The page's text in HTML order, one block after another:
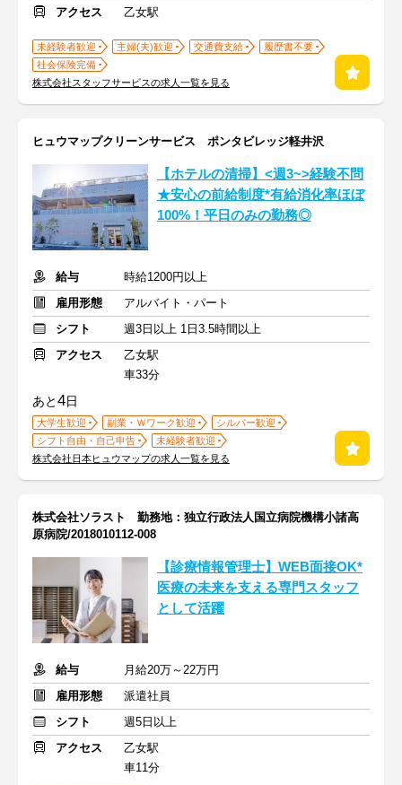
アクセス
乙女駅
未経験者歓迎 主婦(夫)歓迎 交通費支給
履歴書不要
社会保険完備
株式会社スタッフサービスの求人一覧を見る
ヒュウマップクリーンサービス ポンタビレッジ軽井沢
【ホテルの清掃】<週3~>経験不問
★安心の前給制度*有給消化率ほぼ
100%！平日のみの勤務◎
給与
時給1200円以上
雇用形態
アルバイト・パート
シフト
週3日以上 1日3.5時間以上
アクセス
乙女駅
車33分
あと4日
大学生歓迎 副業・Ｗワーク歓迎
シルバー歓迎
シフト自由・自己申告
未経験者歓迎
株式会社日本ヒュウマップの求人一覧を見る
株式会社ソラスト 勤務地：独立行政法人国立病院機構小諸高
原病院/2018010112-008
【診療情報管理士】WEB面接OK*
医療の未来を支える専門スタッフ
として活躍
給与
月給20万～22万円
雇用形態
派遣社員
シフト
週5日以上
アクセス
乙女駅
車11分